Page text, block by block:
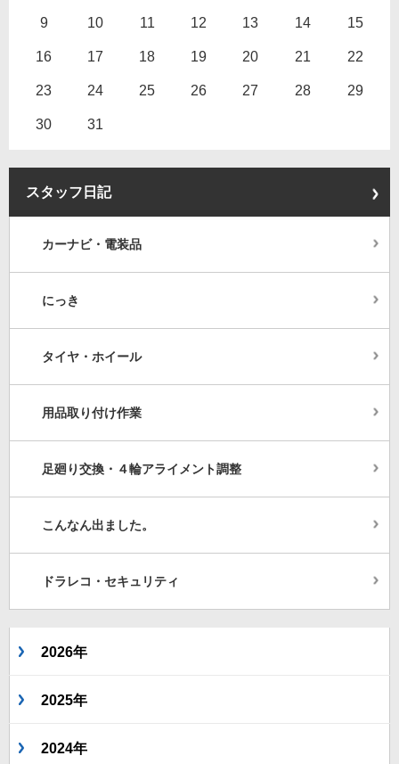
9 10 11 12 13 14 15
16 17 18 19 20 21 22
23 24 25 26 27 28 29
30 31
スタッフ日記
カーナビ・電装品
にっき
タイヤ・ホイール
用品取り付け作業
足廻り交換・４輪アライメント調整
こんなん出ました。
ドラレコ・セキュリティ
2026年
2025年
2024年